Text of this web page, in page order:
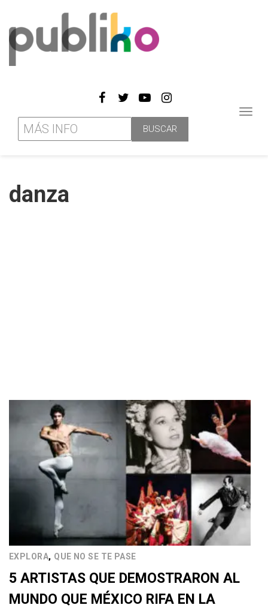
danza
EXPLORA, QUE NO SE TE PASE
5 ARTISTAS QUE DEMOSTRARON AL
MUNDO QUE MÉXICO RIFA EN LA